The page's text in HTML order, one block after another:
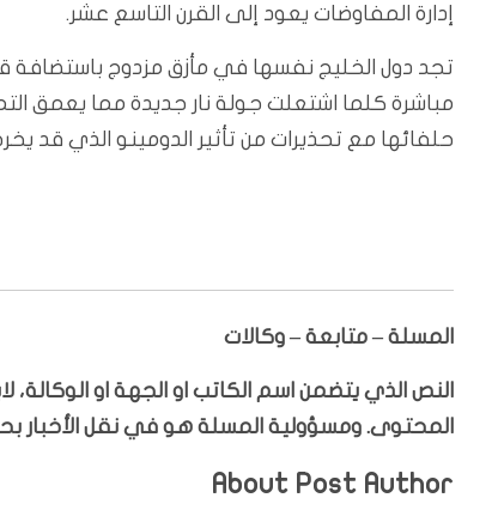
إدارة المفاوضات يعود إلى القرن التاسع عشر.
تجد دول الخليج نفسها في مأزق مزدوج باستضافة
مباشرة كلما اشتعلت جولة نار جديدة مما يعمق
حلفائها مع تحذيرات من تأثير الدومينو الذي قد
المسلة – متابعة – وكالات
النص الذي يتضمن اسم الكاتب او الجهة او
المحتوى. ومسؤولية المسلة هو في نقل الأخبار
About Post Author